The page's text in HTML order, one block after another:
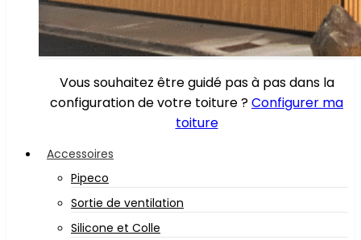
Vous souhaitez être guidé pas à pas dans la
configuration de votre toiture ?Configurer ma
toiture
Accessoires
Pipeco
Sortie de ventilation
Silicone et Colle